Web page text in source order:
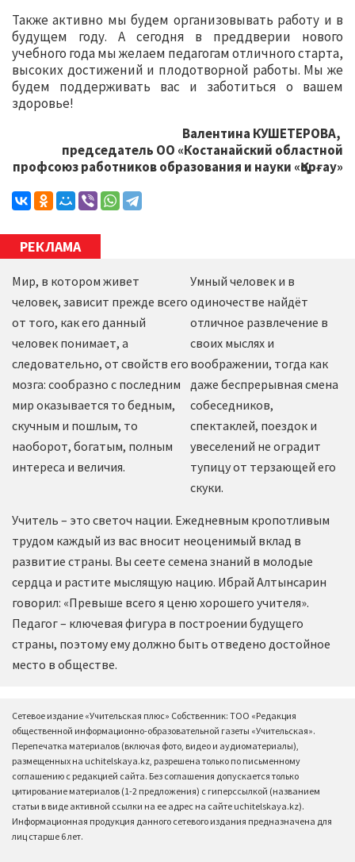
Также активно мы будем организовывать работу и в
будущем году. А сегодня в преддверии нового
учебного года мы желаем педагогам отличного старта,
высоких достижений и плодотворной работы. Мы же
будем поддерживать вас и заботиться о вашем
здоровье!
Валентина КУШЕТЕРОВА,
председатель ОО «Костанайский областной
профсоюз работников образования и науки «Қорғау»
РЕКЛАМА
Мир, в котором живет
человек, зависит прежде всего
от того, как его данный
человек понимает, а
следовательно, от свойств его
мозга: сообразно с последним
мир оказывается то бедным,
скучным и пошлым, то
наоборот, богатым, полным
интереса и величия.
Умный человек и в
одиночестве найдёт
отличное развлечение в
своих мыслях и
воображении, тогда как
даже беспрерывная смена
собеседников,
спектаклей, поездок и
увеселений не оградит
тупицу от терзающей его
скуки.
Учитель – это светоч нации. Ежедневным кропотливым
трудом каждый из вас вносит неоценимый вклад в
развитие страны. Вы сеете семена знаний в молодые
сердца и растите мыслящую нацию. Ибрай Алтынсарин
говорил: «Превыше всего я ценю хорошего учителя».
Педагог – ключевая фигура в построении будущего
страны, поэтому ему должно быть отведено достойное
место в обществе.
Сетевое издание «Учительская плюс» Собственник: ТОО «Редакция
общественной информационно-образовательной газеты «Учительская».
Перепечатка материалов (включая фото, видео и аудиоматериалы),
размещенных на uchitelskaya.kz, разрешена только по письменному
соглашению с редакцией сайта. Без соглашения допускается только
цитирование материалов (1-2 предложения) с гиперссылкой (названием
статьи в виде активной ссылки на ее адрес на сайте uchitelskaya.kz).
Информационная продукция данного сетевого издания предназначена для
лиц старше 6 лет.